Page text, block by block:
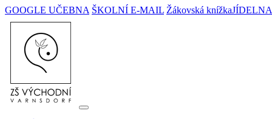
GOOGLE UČEBNA ŠKOLNÍ E-MAIL Žákovská knížkaJÍDELNA